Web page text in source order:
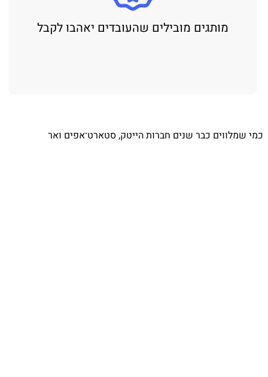
מותגים מובילים שהעובדים יאהבו לקבל
⁨ כמי שמלווים כבר שנים חברות הייטק, סטארט־אפים ואר